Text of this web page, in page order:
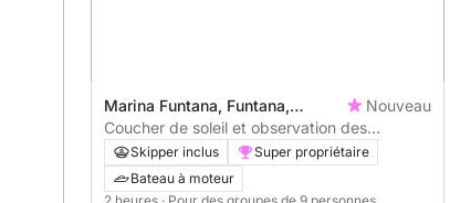
Marina Funtana, Funtana,
Croatie
Nouveau
Coucher de soleil et observation des
dauphins sur la côte croate
Skipper inclus
Super propriétaire
Bateau à moteur